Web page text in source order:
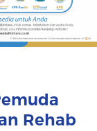
Rehab